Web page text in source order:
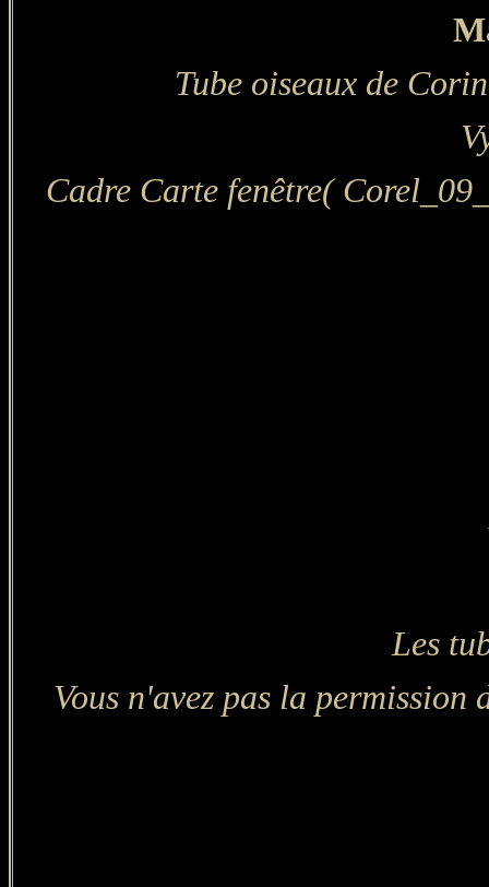
Tube oiseaux de
Cadre Carte fenêtre(
Les
Vous n'avez pas la permission